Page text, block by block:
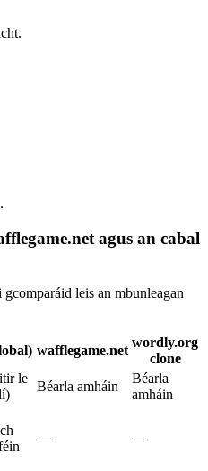
agus an cabal
leis an mbunleagan
wafflegame.net
wordly.org
clone
le
Béarla amháin
Béarla
amháin
— —